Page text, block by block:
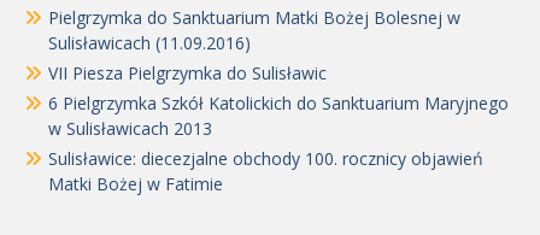
Pielgrzymka do Sanktuarium Matki Bożej Bolesnej w
Sulisławicach (11.09.2016)
VII Piesza Pielgrzymka do Sulisławic
6 Pielgrzymka Szkół Katolickich do Sanktuarium Maryjnego
w Sulisławicach 2013
Sulisławice: diecezjalne obchody 100. rocznicy objawień
Matki Bożej w Fatimie